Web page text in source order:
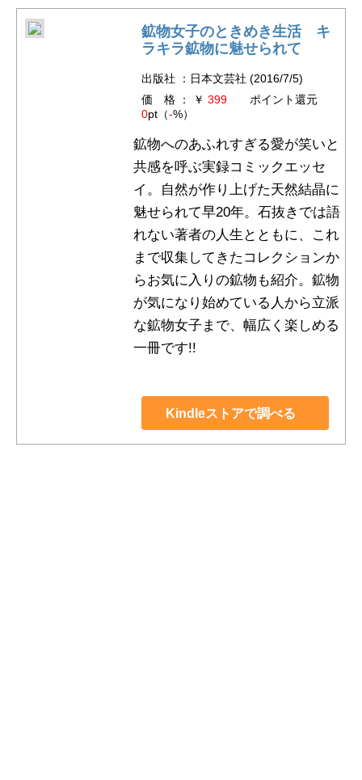
鉱物女子のときめき生活 キ
ラキラ鉱物に魅せられて
出版社 ：日本文芸社 (2016/7/5)
価 格 ： ￥ 399ポイント還元
0pt（-%）
鉱物へのあふれすぎる愛が笑いと
共感を呼ぶ実録コミックエッセ
イ。自然が作り上げた天然結晶に
魅せられて早20年。石抜きでは語
れない著者の人生とともに、これ
まで収集してきたコレクションか
らお気に入りの鉱物も紹介。鉱物
が気になり始めている人から立派
な鉱物女子まで、幅広く楽しめる
一冊です!!
Kindleストアで調べる